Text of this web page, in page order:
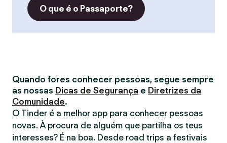
O que é o Passaporte?
Quando fores conhecer pessoas, segue sempre
as nossas Dicas de Segurança e Diretrizes da
Comunidade.
O Tinder é a melhor app para conhecer pessoas
novas. À procura de alguém que partilha os teus
interesses? É na boa. Desde road trips a festivais